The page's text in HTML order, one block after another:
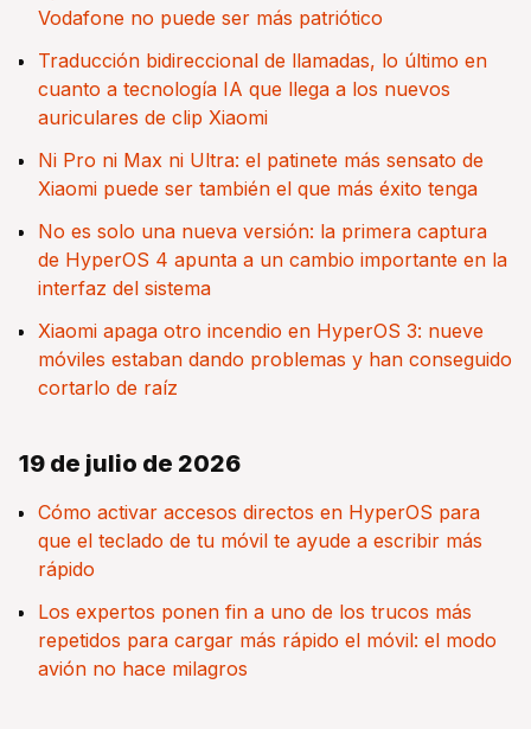
Vodafone no puede ser más patriótico
Traducción bidireccional de llamadas, lo último en
cuanto a tecnología IA que llega a los nuevos
auriculares de clip Xiaomi
Ni Pro ni Max ni Ultra: el patinete más sensato de
Xiaomi puede ser también el que más éxito tenga
No es solo una nueva versión: la primera captura
de HyperOS 4 apunta a un cambio importante en la
interfaz del sistema
Xiaomi apaga otro incendio en HyperOS 3: nueve
móviles estaban dando problemas y han conseguido
cortarlo de raíz
19 de julio de 2026
Cómo activar accesos directos en HyperOS para
que el teclado de tu móvil te ayude a escribir más
rápido
Los expertos ponen fin a uno de los trucos más
repetidos para cargar más rápido el móvil: el modo
avión no hace milagros